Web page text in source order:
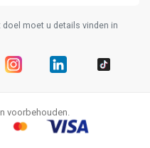
moet u details vinden in
voorbehouden.